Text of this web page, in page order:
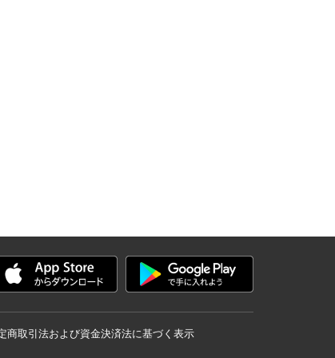
商取引法および資金決済法に基づく表示